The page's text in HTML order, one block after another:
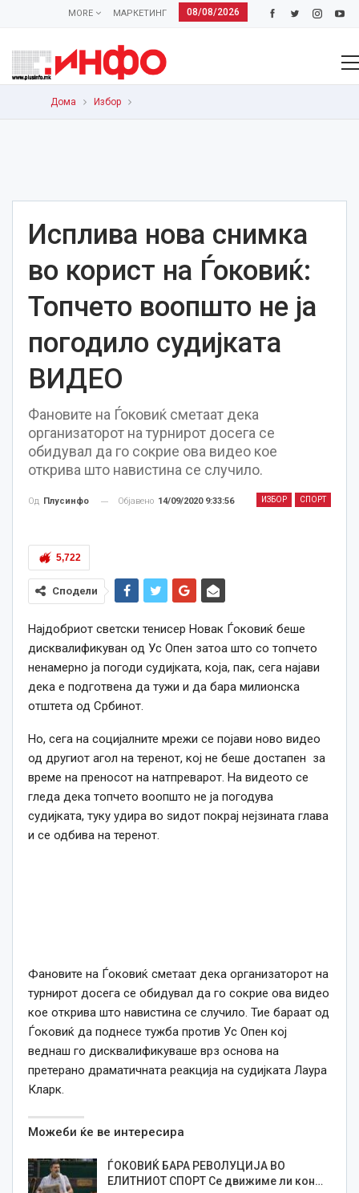
08/08/2026
МАРКЕТИНГ
MORE
Дома Избор
Исплива нова снимка
во корист на Ѓоковиќ:
Топчето воопшто не ја
погодило судијката
ВИДЕО
Фановите на Ѓоковиќ сметаат дека
организаторот на турнирот досега се
обидувал да го сокрие ова видео кое
открива што навистина се случило.
ИЗБОР СПОРТ
Од Плусинфо Објавено 14/09/2020 9:33:56
5,722
Сподели
Најдобриот светски тенисер Новак Ѓоковиќ беше
дисквалификуван од Ус Опен затоа што со топчето
ненамерно ја погоди судијката, која, пак, сега најави
дека е подготвена да тужи и да бара милионска
отштета од Србинот.
Но, сега на социјалните мрежи се појави ново видео
од другиот агол на теренот, кој не беше достапен за
време на преносот на натпреварот. На видеото се
гледа дека топчето воопшто не ја погодува
судијката, туку удира во ѕидот покрај нејзината глава
и се одбива на теренот.
Фановите на Ѓоковиќ сметаат дека организаторот на
турнирот досега се обидувал да го сокрие ова видео
кое открива што навистина се случило. Тие бараат од
Ѓоковиќ да поднесе тужба против Ус Опен кој
веднаш го дисквалификуваше врз основа на
претерано драматичната реакција на судијката Лаура
Кларк.
Можеби ќе ве интересира
ЃОКОВИЌ БАРА РЕВОЛУЦИЈА ВО
ЕЛИТНИОТ СПОРТ Се движиме ли кон…